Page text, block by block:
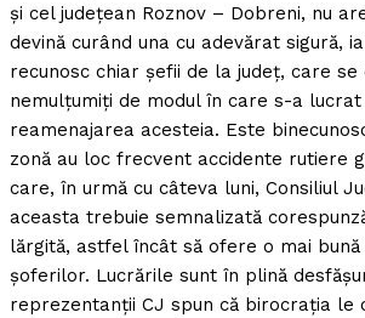
şi cel judeţean Roznov – Dobreni, nu
devină curând una cu adevărat sigură,
recunosc chiar şefii de la judeţ, care se
nemulţumiţi de modul în care s-a
reamenajarea acesteia. Este
zonă au loc frecvent accidente rutiere
care, în urmă cu câteva luni, Consiliul
aceasta trebuie semnalizată
lărgită, astfel încât să ofere o mai
şoferilor. Lucrările sunt în plină
reprezentanţii CJ spun că birocraţia le